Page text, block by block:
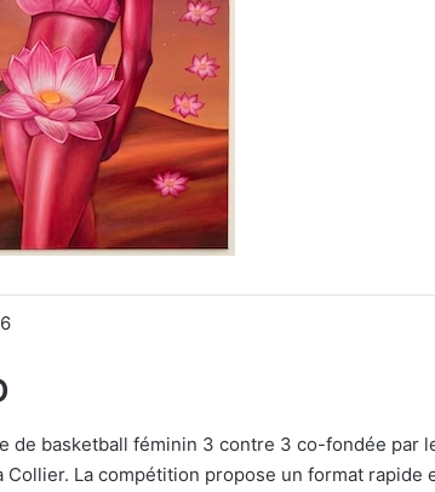
de basketball féminin 3 contre 3 co-fondée par
Collier. La compétition propose un format rapide